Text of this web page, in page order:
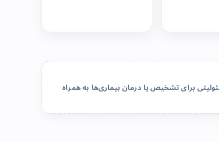
برای تشخیص یا درمان بیماری‌ها به همراه